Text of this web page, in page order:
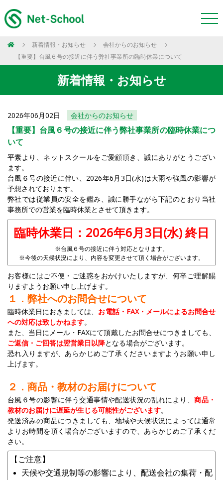
新着情報・お知らせ
会社からのお知らせ
【重要】台風６号の接近に伴う弊社事業所の臨時休業について
新着情報・お知らせ
2026年06月02日 会社からのお知らせ
【重要】台風６号の接近に伴う弊社事業所の臨時休業につ
いて
平素より、ネットスクールをご愛顧頂き、誠にありがとうござい
ます。
台風６号の接近に伴い、2026年6月3日(水)は大雨や強風の影響が
予想されております。
弊社では従業員の安全を鑑み、誠に勝手ながら下記のとおり当社
事務所での営業を臨時休業とさせて頂きます。
臨時休業日：2026年6月3日(水) 終日
※台風６号の接近に伴う対応となります。
※今後の天候状況により、内容を変更させて頂く場合がございます。
お客様にはご不便・ご迷惑をおかけいたしますが、何卒ご理解賜
りますようお願い申し上げます。
１．弊社へのお問合せについて
臨時休業日におきましては、 お電話・FAX・メールによるお問合せ
への対応は致しかねます。
また、当日にメール・FAXにて頂戴したお問合せにつきましても、
ご返信・ご回答は翌営業日以降となる場合がございます。
恐れ入りますが、あらかじめご了承くださいますようお願い申し
上げます。
２．商品・教材のお届けについて
台風６号の影響に伴う交通事情や配送状況の乱れにより、商品・
教材のお届けに遅延が生じる可能性がございます。
発送済みの商品につきましても、地域や天候状況によっては通常
よりお時間を頂く場合がございますので、あらかじめご了承くだ
さい。
【ご注意】
天候や交通規制等の影響により、配送会社の集荷・配